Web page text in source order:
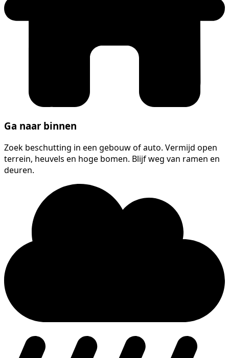
Ga naar binnen
Zoek beschutting in een gebouw of auto. Vermijd open
terrein, heuvels en hoge bomen. Blijf weg van ramen en
deuren.